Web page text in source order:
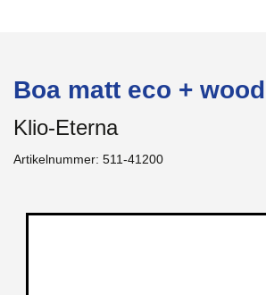
Boa matt eco + wood
Klio-Eterna
Artikelnummer: 511-41200